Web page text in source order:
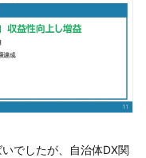
でしたが、自治体DX関